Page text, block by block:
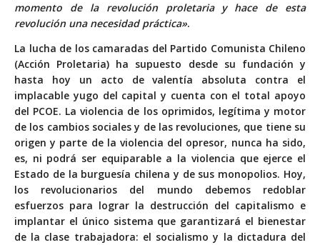
momento de la revolución proletaria y hace de esta
revolución una necesidad práctica».
La lucha de los camaradas del Partido Comunista Chileno
(Acción Proletaria) ha supuesto desde su fundación y
hasta hoy un acto de valentía absoluta contra el
implacable yugo del capital y cuenta con el total apoyo
del PCOE. La violencia de los oprimidos, legítima y motor
de los cambios sociales y de las revoluciones, que tiene su
origen y parte de la violencia del opresor, nunca ha sido,
es, ni podrá ser equiparable a la violencia que ejerce el
Estado de la burguesía chilena y de sus monopolios. Hoy,
los revolucionarios del mundo debemos redoblar
esfuerzos para lograr la destrucción del capitalismo e
implantar el único sistema que garantizará el bienestar
de la clase trabajadora: el socialismo y la dictadura del